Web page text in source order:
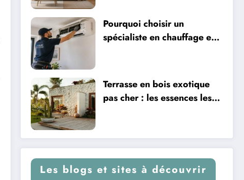
Pourquoi choisir un
spécialiste en chauffage et
Terrasse en bois exotique
pas cher : les essences les
Les blogs et sites à découvrir